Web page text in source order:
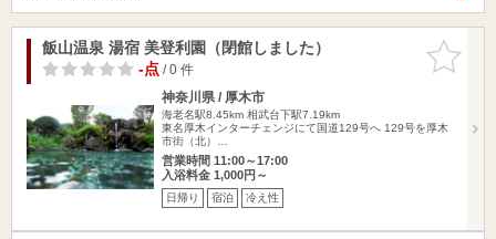
お気に入
りに追加
飯山温泉 湯宿 美登利園（閉館しました）
-点/ 0 件
神奈川県 / 厚木市
海老名駅8.45km 相武台下駅7.19km
東名厚木インターチェンジにて国道129号へ 129号を厚木
市街（北）…
営業時間 11:00～17:00
入浴料金 1,000円～
日帰り 宿泊 冷え性